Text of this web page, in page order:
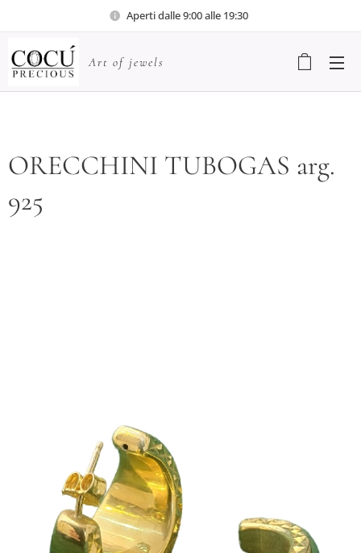
Aperti dalle 9:00 alle 19:30
Art of jewels
ORECCHINI TUBOGAS arg.
925